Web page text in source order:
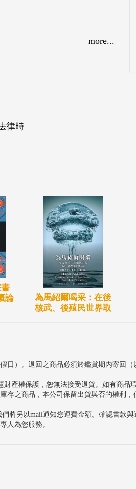
more...
律時
論
為馬紹爾喝采：在後
核武、後殖民世界取
日）。退回之商品必須於鑑賞期內寄回
產權保護，恕無法接受退貨。如有商品
存之商品，本公司保留出貨與否的權利
將另以mail通知您運費金額。確認書款
人為您服務。